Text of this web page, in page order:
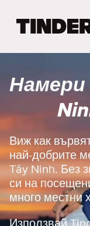
Намери
Виж как
най-добрите
Tây Ninh. Без
си на
много местни
Използвай